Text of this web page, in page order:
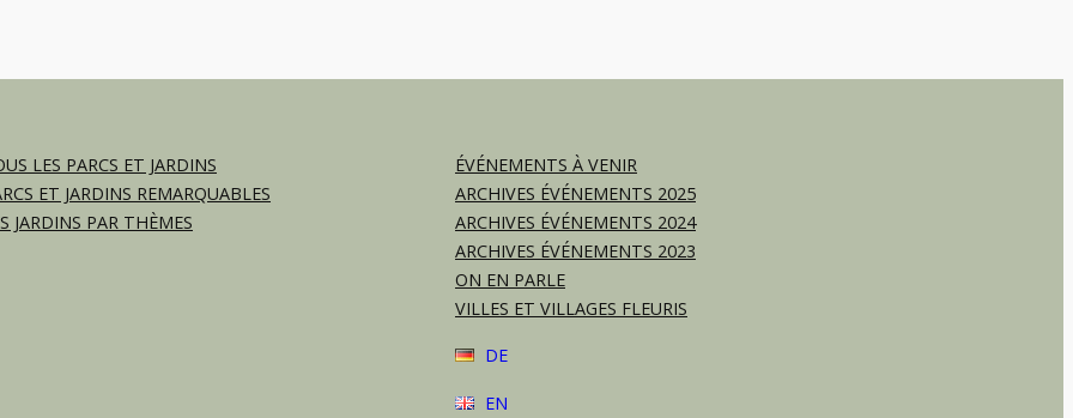
LES PARCS ET JARDINS
ET JARDINS REMARQUABLES
JARDINS PAR THÈMES
ÉVÉNEMENTS À VENIR
ARCHIVES ÉVÉNEMENTS 2025
ARCHIVES ÉVÉNEMENTS 2024
ARCHIVES ÉVÉNEMENTS 2023
ON EN PARLE
VILLES ET VILLAGES FLEURIS
DE
EN